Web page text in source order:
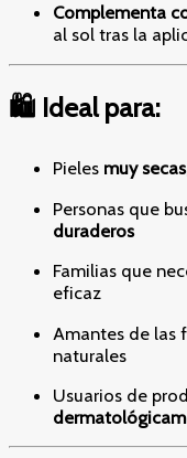
Complementa
al sol tras la
🛍️ Ideal para:
Pieles muy
Personas que
duraderos
Familias que
eficaz
Amantes de las
naturales
Usuarios de